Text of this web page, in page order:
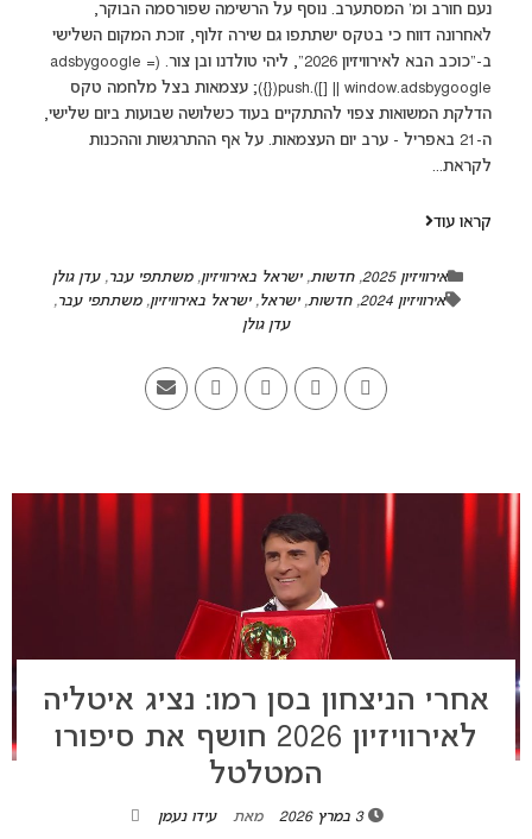
נעם חורב ומ' המסתערב. נוסף על הרשימה שפורסמה הבוקר,
לאחרונה דווח כי בטקס ישתתפו גם שירה זלוף, זוכת המקום השלישי
ב-"כוכב הבא לאירוויזיון 2026", ליהי טולדנו ובן צור. (adsbygoogle =
window.adsbygoogle || []).push({}); עצמאות בצל מלחמה טקס
הדלקת המשואות צפוי להתתקיים בעוד כשלושה שבועות ביום שלישי,
ה-21 באפריל - ערב יום העצמאות. על אף ההתרגשות וההכנות
לקראת...
קראו עוד
אירוויזיון 2025 ,חדשות,ישראל באירוויזיון,משתתפי עבר,עדן גולן
אירוויזיון 2024
,חדשות,ישראל,ישראל באירוויזיון,משתתפי עבר,
עדן גולן
אחרי הניצחון בסן רמו: נציג איטליה
לאירוויזיון 2026 חושף את סיפורו
המטלטל
3 במרץ 2026 מאת עידו נעמן